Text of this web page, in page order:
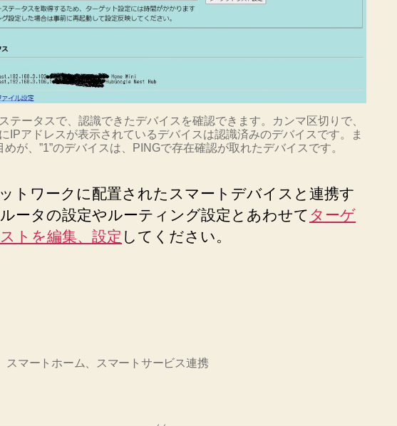
テータスで、認識できたデバイスを確認できます。カンマ区切りで、
IPアドレスが表示されているデバイスは認識済みのデバイスです。ま
めが、”1”のデバイスは、PINGで存在確認が取れたデバイスです。
トワークに配置されたスマートデバイスと連携す
ータの設定やルーティング設定とあわせて ターゲ
トを編集、設定 してください。
スマートホーム、スマートサービス連携